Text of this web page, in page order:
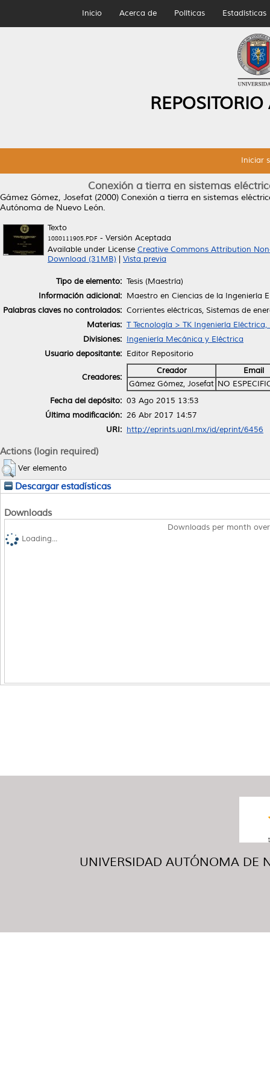
Inicio Acerca de Políticas Estadísticas
Iniciar
Conexión a tierra en sistemas
Gámez Gómez, Josefat (2000) Conexión a tierra en sistemas
Autónoma de Nuevo León.
Texto
1080111905.PDF - Versión Aceptada
Available under License Creative Commons Attribution
Download (31MB)
Vista previa
Tipo de elemento: Tesis (Maestría)
Información adicional: Maestro en Ciencias de la Ingeniería
Palabras claves no controlados: Corrientes eléctricas, Sistemas de
Materias: T Tecnología > TK Ingeniería
Divisiones: Ingeniería Mecánica y Eléctrica
Usuario depositante: Editor Repositorio
Creadores:
Creador
Email
Gámez Gómez, Josefat NO
Fecha del depósito: 03 Ago 2015 13:53
Última modificación: 26 Abr 2017 14:57
URI: http://eprints.uanl.mx/id/eprint/6456
Actions (login required)
Ver elemento
Descargar estadísticas
Downloads
Downloads per month
Loading...
UNIVERSIDAD AUTÓNOMA DE